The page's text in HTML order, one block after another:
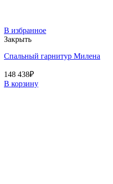
В избранное
Закрыть
Спальный гарнитур Милена
148 438₽
В корзину